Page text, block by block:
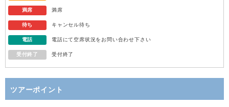
金 14
日 16
月 17
満席 満席
待ち キャンセル待ち
電話 電話にて空席状況をお問い合わせ下さい
受付終了 受付終了
ツアーポイント